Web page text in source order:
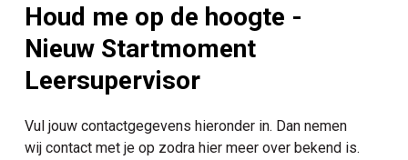
Houd me op de hoogte -
Nieuw Startmoment
Leersupervisor
Vul jouw contactgegevens hieronder in. Dan nemen
wij contact met je op zodra hier meer over bekend is.